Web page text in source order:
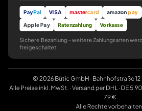
PayPal VISA mastercard amazonpay
Apple Pay
Ratenzahlung Vorkasse
Sichere Bezahlung – weitere Zahlungsarten
freigeschaltet.
© 2026 Bütic GmbH · Bahnhofstraße 12
Alle Preise inkl. MwSt. · Versand per DHL · DE
79 €
Alle Rechte